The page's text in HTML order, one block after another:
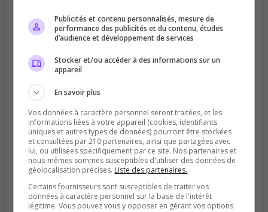
Soutient la communauté
Plus de visibilité = plus de joueurs
Publicités et contenu personnalisés, mesure de
performance des publicités et du contenu, études
d’audience et développement de services
Stocker et/ou accéder à des informations sur un
appareil
En savoir plus
Vos données à caractère personnel seront traitées, et les
informations liées à votre appareil (cookies, identifiants
uniques et autres types de données) pourront être stockées
et consultées par 210 partenaires, ainsi que partagées avec
lui, ou utilisées spécifiquement par ce site. Nos partenaires et
nous-mêmes sommes susceptibles d'utiliser des données de
géolocalisation précises. Liste des partenaires.
Certains fournisseurs sont susceptibles de traiter vos
données à caractère personnel sur la base de l'intérêt
légitime. Vous pouvez vous y opposer en gérant vos options